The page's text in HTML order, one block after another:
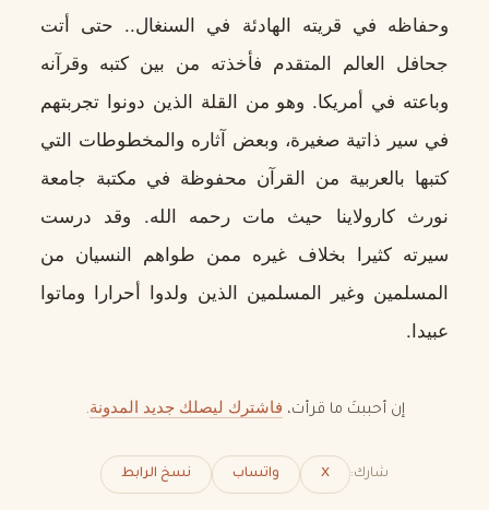
وحفاظه في قريته الهادئة في السنغال.. حتى أتت
جحافل العالم المتقدم فأخذته من بين كتبه وقرآنه
وباعته في أمريكا. وهو من القلة الذين دونوا تجربتهم
في سير ذاتية صغيرة، وبعض آثاره والمخطوطات التي
كتبها بالعربية من القرآن محفوظة في مكتبة جامعة
نورث كارولاينا حيث مات رحمه الله. وقد درست
سيرته كثيرا بخلاف غيره ممن طواهم النسيان من
المسلمين وغير المسلمين الذين ولدوا أحرارا وماتوا
عبيدا.
إن أحببتَ ما قرأت، فاشترك ليصلك جديد المدونة.
شارك: X واتساب نسخ الرابط